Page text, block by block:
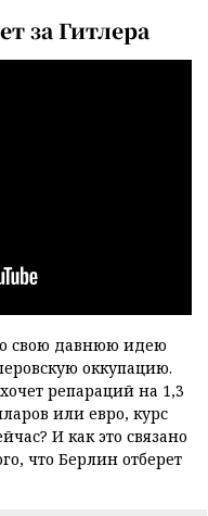
за Гитлера
свою давнюю идею
оккупацию.
репараций на 1,3
или евро, курс
И как это связано
что Берлин отберет